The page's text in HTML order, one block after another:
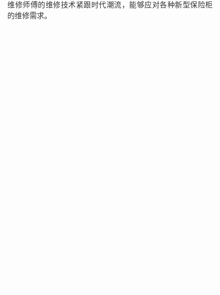
维修师傅的维修技术紧跟时代潮流，能够应对各种新型保险柜
的维修需求。